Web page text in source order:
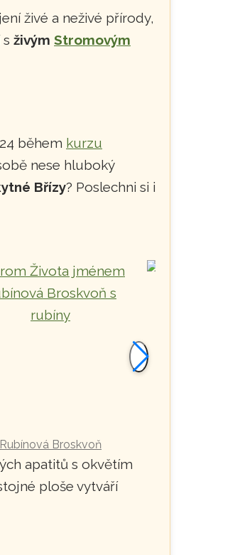
živé a neživé přírody,
živým Stromovým
během kurzu
nese hluboký
Břízy? Poslechni si i
Rubínová Broskvoň
apatitů s okvětím
ploše vytváří